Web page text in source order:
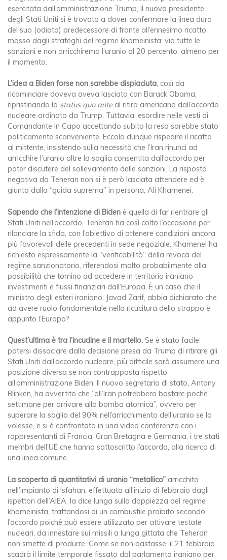
esercitata dall’amministrazione Trump, il nuovo presidente
degli Stati Uniti si è trovato a dover confermare la linea dura
del suo (odiato) predecessore di fronte all’ennesimo ricatto
mosso dagli strateghi del regime khomeinista: via tutte le
sanzioni e non arricchiremo l’uranio al 20 percento, almeno per
il momento.
L’idea a Biden forse non sarebbe dispiaciuta, così da
ricominciare doveva aveva lasciato con Barack Obama,
ripristinando lo status quo anteal ritiro americano dall’accordo
nucleare ordinato da Trump. Tuttavia, esordire nelle vesti di
Comandante in Capo accettando subito la resa sarebbe stato
politicamente sconveniente. Eccolo dunque rispedire il ricatto
al mittente, insistendo sulla necessità che l’Iran rinunci ad
arricchire l’uranio oltre la soglia consentita dall’accordo per
poter discutere del sollevamento delle sanzioni. La risposta
negativa da Teheran non si è però lasciata attendere ed è
giunta dalla “guida suprema” in persona, Ali Khamenei.
Sapendo che l’intenzione di Biden è quella di far rientrare gli
Stati Uniti nell’accordo, Teheran ha così colto l’occasione per
rilanciare la sfida, con l’obiettivo di ottenere condizioni ancora
più favorevoli delle precedenti in sede negoziale. Khamenei ha
richiesto espressamente la “verificabilità” della revoca del
regime sanzionatorio, riferendosi molto probabilmente alla
possibilità che tornino ad accedere in territorio iraniano
investimenti e flussi finanziari dall’Europa. È un caso che il
ministro degli esteri iraniano, Javad Zarif, abbia dichiarato che
ad avere ruolo fondamentale nella ricucitura dello strappo è
appunto l’Europa?
Quest’ultima è tra l’incudine e il martello. Se è stato facile
potersi dissociare dalla decisione presa da Trump di ritirare gli
Stati Uniti dall’accordo nucleare, più difficile sarà assumere una
posizione diversa se non contrapposta rispetto
all’amministrazione Biden. Il nuovo segretario di stato, Antony
Blinken, ha avvertito che “all’Iran potrebbero bastare poche
settimane per arrivare alla bomba atomica”, ovvero per
superare la soglia del 90% nell’arricchimento dell’uranio se lo
volesse, e si è confrontato in una video conferenza con i
rappresentanti di Francia, Gran Bretagna e Germania, i tre stati
membri dell’UE che hanno sottoscritto l’accordo, alla ricerca di
una linea comune.
La scoperta di quantitativi di uranio “metallico” arricchito
nell’impianto di Isfahan, effettuata all’inizio di febbraio dagli
ispettori dell’AIEA, la dice lunga sulla doppiezza del regime
khomeinista, trattandosi di un combustile proibito secondo
l’accordo poiché può essere utilizzato per attivare testate
nucleari, da innestare sui missili a lunga gittata che Teheran
non smette di produrre. Come se non bastasse, il 21 febbraio
scadrà il limite temporale fissato dal parlamento iraniano per